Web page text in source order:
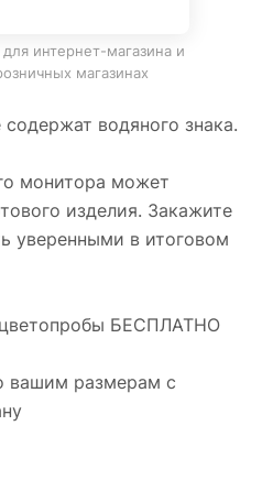
интернет-магазина и
магазинах
водяного знака.
монитора может
изделия. Закажите
уверенными в итоговом
БЕСПЛАТНО
вашим размерам с